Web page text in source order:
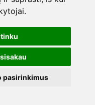
pasirinkimus
•Privatumo politika
gydytojams,
veterinarams,